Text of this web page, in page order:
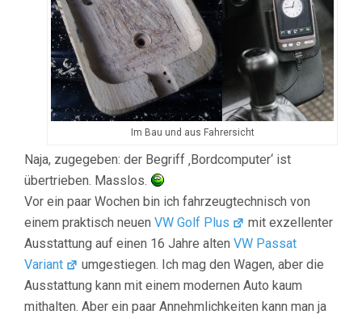
Im Bau und aus Fahrersicht
Naja, zugegeben: der Begriff ‚Bordcomputer‘ ist
übertrieben. Masslos.
Vor ein paar Wochen bin ich fahrzeugtechnisch von
einem praktisch neuen VW Golf Plus
mit exzellenter
Ausstattung auf einen 16 Jahre alten VW Passat
Variant
umgestiegen. Ich mag den Wagen, aber die
Ausstattung kann mit einem modernen Auto kaum
mithalten. Aber ein paar Annehmlichkeiten kann man ja